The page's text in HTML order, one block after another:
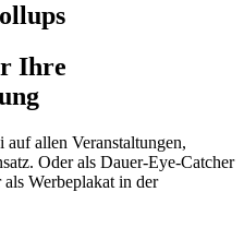
Ihre
auf allen Veranstaltungen,
Oder als Dauer-Eye-Catcher
Werbeplakat in der